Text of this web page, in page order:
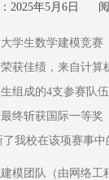
2025年5月6日 阅
学生数学建模竞赛
获佳绩，来自计算
组成的4支参赛队
终斩获国际一等奖
我校在该项赛事中
模团队（由网络工